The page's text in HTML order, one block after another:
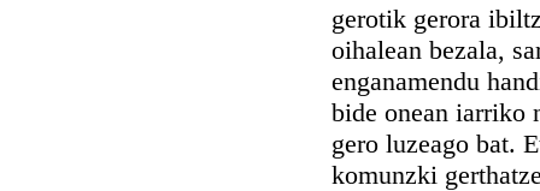
gerotik gerora
oihalean bezala,
enganamendu
bide onean iarriko
gero luzeago bat.
komunzki